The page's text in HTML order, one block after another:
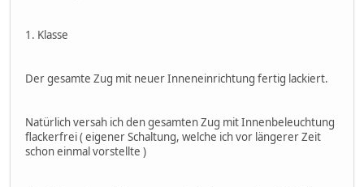
1. Klasse
Der gesamte Zug mit neuer Inneneinrichtung fertig lackiert.
Natürlich versah ich den gesamten Zug mit Innenbeleuchtung
flackerfrei ( eigener Schaltung, welche ich vor längerer Zeit
schon einmal vorstellte )